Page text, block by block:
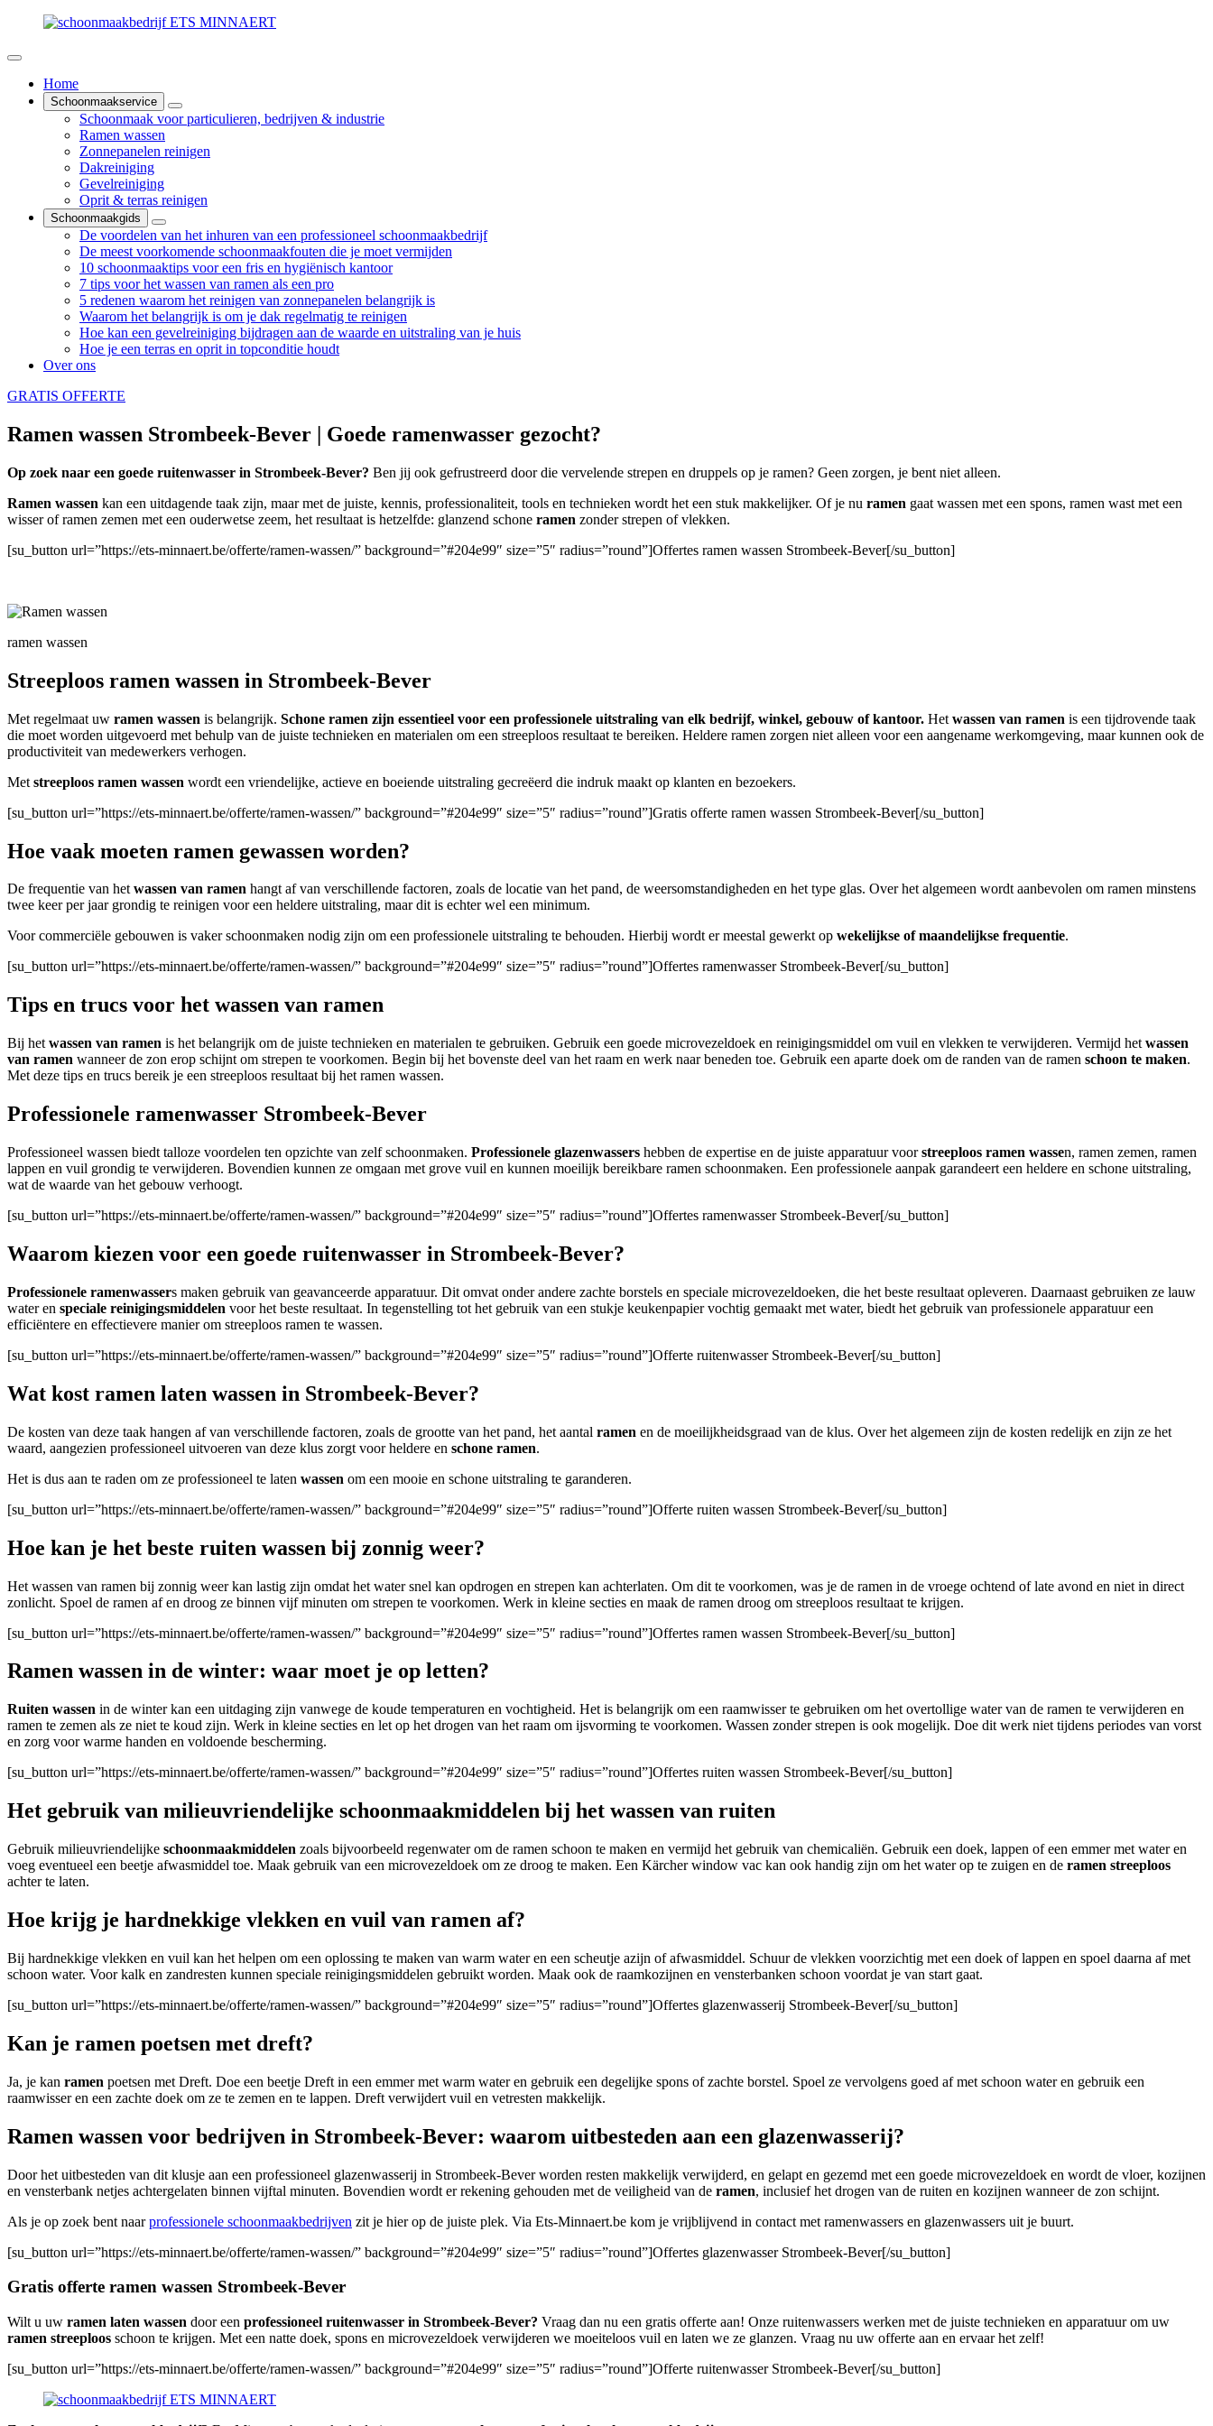
Home
Schoonmaakservice
Schoonmaak voor particulieren, bedrijven & industrie
Ramen wassen
Zonnepanelen reinigen
Dakreiniging
Gevelreiniging
Oprit & terras reinigen
Schoonmaakgids
De voordelen van het inhuren van een professioneel schoonmaakbedrijf
De meest voorkomende schoonmaakfouten die je moet vermijden
10 schoonmaaktips voor een fris en hygiënisch kantoor
7 tips voor het wassen van ramen als een pro
5 redenen waarom het reinigen van zonnepanelen belangrijk is
Waarom het belangrijk is om je dak regelmatig te reinigen
Hoe kan een gevelreiniging bijdragen aan de waarde en uitstraling van je huis
Hoe je een terras en oprit in topconditie houdt
Over ons
GRATIS OFFERTE
Ramen wassen Strombeek-Bever | Goede ramenwasser gezocht?
Op zoek naar een goede ruitenwasser in Strombeek-Bever? Ben jij ook gefrustreerd door die vervelende strepen en druppels op je ramen? Geen zorgen, je bent niet alleen.
Ramen wassen kan een uitdagende taak zijn, maar met de juiste, kennis, professionaliteit, tools en technieken wordt het een stuk makkelijker. Of je nu ramen gaat wassen met een spons, ramen wast met een
wisser of ramen zemen met een ouderwetse zeem, het resultaat is hetzelfde: glanzend schone ramen zonder strepen of vlekken.
[su_button url=”https://ets-minnaert.be/offerte/ramen-wassen/” background=”#204e99″ size=”5″ radius=”round”]Offertes ramen wassen Strombeek-Bever[/su_button]
ramen wassen
Streeploos ramen wassen in Strombeek-Bever
Met regelmaat uw ramen wassen is belangrijk. Schone ramen zijn essentieel voor een professionele uitstraling van elk bedrijf, winkel, gebouw of kantoor. Het wassen van ramen is een tijdrovende taak
die moet worden uitgevoerd met behulp van de juiste technieken en materialen om een streeploos resultaat te bereiken. Heldere ramen zorgen niet alleen voor een aangename werkomgeving, maar kunnen ook de
productiviteit van medewerkers verhogen.
Met streeploos ramen wassen wordt een vriendelijke, actieve en boeiende uitstraling gecreëerd die indruk maakt op klanten en bezoekers.
[su_button url=”https://ets-minnaert.be/offerte/ramen-wassen/” background=”#204e99″ size=”5″ radius=”round”]Gratis offerte ramen wassen Strombeek-Bever[/su_button]
Hoe vaak moeten ramen gewassen worden?
De frequentie van hetwassen van ramen hangt af van verschillende factoren, zoals de locatie van het pand, de weersomstandigheden en het type glas. Over het algemeen wordt aanbevolen om ramen minstens
twee keer per jaar grondig te reinigen voor een heldere uitstraling, maar dit is echter wel een minimum.
Voor commerciële gebouwen is vaker schoonmaken nodig zijn om een professionele uitstraling te behouden. Hierbij wordt er meestal gewerkt op wekelijkse of maandelijkse frequentie.
[su_button url=”https://ets-minnaert.be/offerte/ramen-wassen/” background=”#204e99″ size=”5″ radius=”round”]Offertes ramenwasser Strombeek-Bever[/su_button]
Tips en trucs voor het wassen van ramen
Bij het wassen van ramen is het belangrijk om de juiste technieken en materialen te gebruiken. Gebruik een goede microvezeldoek en reinigingsmiddel om vuil en vlekken te verwijderen. Vermijd het wassen
van ramen wanneer de zon erop schijnt om strepen te voorkomen. Begin bij het bovenste deel van het raam en werk naar beneden toe. Gebruik een aparte doek om de randen van de ramen schoon te maken.
Met deze tips en trucs bereik je een streeploos resultaat bij het ramen wassen.
Professionele ramenwasser Strombeek-Bever
Professioneel wassen biedt talloze voordelen ten opzichte van zelf schoonmaken. Professionele glazenwassers hebben de expertise en de juiste apparatuur voorstreeploos ramen wassen, ramen zemen, ramen
lappen en vuil grondig te verwijderen. Bovendien kunnen ze omgaan met grove vuil en kunnen moeilijk bereikbare ramen schoonmaken. Een professionele aanpak garandeert een heldere en schone uitstraling,
wat de waarde van het gebouw verhoogt.
[su_button url=”https://ets-minnaert.be/offerte/ramen-wassen/” background=”#204e99″ size=”5″ radius=”round”]Offertes ramenwasser Strombeek-Bever[/su_button]
Waarom kiezen voor een goede ruitenwasser in Strombeek-Bever?
Professionele ramenwassers maken gebruik van geavanceerde apparatuur. Dit omvat onder andere zachte borstels en speciale microvezeldoeken, die het beste resultaat opleveren. Daarnaast gebruiken ze lauw
water en speciale reinigingsmiddelen voor het beste resultaat. In tegenstelling tot het gebruik van een stukje keukenpapier vochtig gemaakt met water, biedt het gebruik van professionele apparatuur een
efficiëntere en effectievere manier om streeploos ramen te wassen.
[su_button url=”https://ets-minnaert.be/offerte/ramen-wassen/” background=”#204e99″ size=”5″ radius=”round”]Offerte ruitenwasser Strombeek-Bever[/su_button]
Wat kost ramen laten wassen in Strombeek-Bever?
De kosten van deze taak hangen af van verschillende factoren, zoals de grootte van het pand, het aantal ramen en de moeilijkheidsgraad van de klus. Over het algemeen zijn de kosten redelijk en zijn ze het
waard, aangezien professioneel uitvoeren van deze klus zorgt voor heldere en schone ramen.
Het is dus aan te raden om ze professioneel te laten wassen om een mooie en schone uitstraling te garanderen.
[su_button url=”https://ets-minnaert.be/offerte/ramen-wassen/” background=”#204e99″ size=”5″ radius=”round”]Offerte ruiten wassen Strombeek-Bever[/su_button]
Hoe kan je het beste ruiten wassen bij zonnig weer?
Het wassen van ramen bij zonnig weer kan lastig zijn omdat het water snel kan opdrogen en strepen kan achterlaten. Om dit te voorkomen, was je de ramen in de vroege ochtend of late avond en niet in direct
zonlicht. Spoel de ramen af en droog ze binnen vijf minuten om strepen te voorkomen. Werk in kleine secties en maak de ramen droog om streeploos resultaat te krijgen.
[su_button url=”https://ets-minnaert.be/offerte/ramen-wassen/” background=”#204e99″ size=”5″ radius=”round”]Offertes ramen wassen Strombeek-Bever[/su_button]
Ramen wassen in de winter: waar moet je op letten?
Ruiten wassen in de winter kan een uitdaging zijn vanwege de koude temperaturen en vochtigheid. Het is belangrijk om een raamwisser te gebruiken om het overtollige water van de ramen te verwijderen en
ramen te zemen als ze niet te koud zijn. Werk in kleine secties en let op het drogen van het raam om ijsvorming te voorkomen. Wassen zonder strepen is ook mogelijk. Doe dit werk niet tijdens periodes van vorst
en zorg voor warme handen en voldoende bescherming.
[su_button url=”https://ets-minnaert.be/offerte/ramen-wassen/” background=”#204e99″ size=”5″ radius=”round”]Offertes ruiten wassen Strombeek-Bever[/su_button]
Het gebruik van milieuvriendelijke schoonmaakmiddelen bij het wassen van ruiten
Gebruik milieuvriendelijke schoonmaakmiddelen zoals bijvoorbeeld regenwater om de ramen schoon te maken en vermijd het gebruik van chemicaliën. Gebruik een doek, lappen of een emmer met water en
voeg eventueel een beetje afwasmiddel toe. Maak gebruik van een microvezeldoek om ze droog te maken. Een Kärcher window vac kan ook handig zijn om het water op te zuigen en de ramen streeploos
achter te laten.
Hoe krijg je hardnekkige vlekken en vuil van ramen af?
Bij hardnekkige vlekken en vuil kan het helpen om een oplossing te maken van warm water en een scheutje azijn of afwasmiddel. Schuur de vlekken voorzichtig met een doek of lappen en spoel daarna af met
schoon water. Voor kalk en zandresten kunnen speciale reinigingsmiddelen gebruikt worden. Maak ook de raamkozijnen en vensterbanken schoon voordat je van start gaat.
[su_button url=”https://ets-minnaert.be/offerte/ramen-wassen/” background=”#204e99″ size=”5″ radius=”round”]Offertes glazenwasserij Strombeek-Bever[/su_button]
Kan je ramen poetsen met dreft?
Ja, je kan ramen poetsen met Dreft. Doe een beetje Dreft in een emmer met warm water en gebruik een degelijke spons of zachte borstel. Spoel ze vervolgens goed af met schoon water en gebruik een
raamwisser en een zachte doek om ze te zemen en te lappen. Dreft verwijdert vuil en vetresten makkelijk.
Ramen wassen voor bedrijven in Strombeek-Bever: waarom uitbesteden aan een glazenwasserij?
Door het uitbesteden van dit klusje aan een professioneel glazenwasserij in Strombeek-Bever worden resten makkelijk verwijderd, en gelapt en gezemd met een goede microvezeldoek en wordt de vloer, kozijnen
en vensterbank netjes achtergelaten binnen vijftal minuten. Bovendien wordt er rekening gehouden met de veiligheid van de ramen, inclusief het drogen van de ruiten en kozijnen wanneer de zon schijnt.
Als je op zoek bent naarprofessionele schoonmaakbedrijven zit je hier op de juiste plek. Via Ets-Minnaert.be kom je vrijblijvend in contact met ramenwassers en glazenwassers uit je buurt.
[su_button url=”https://ets-minnaert.be/offerte/ramen-wassen/” background=”#204e99″ size=”5″ radius=”round”]Offertes glazenwasser Strombeek-Bever[/su_button]
Gratis offerte ramen wassen Strombeek-Bever
Wilt u uw ramen laten wassen door een professioneel ruitenwasser in Strombeek-Bever? Vraag dan nu een gratis offerte aan! Onze ruitenwassers werken met de juiste technieken en apparatuur om uw
ramen streeploos schoon te krijgen. Met een natte doek, spons en microvezeldoek verwijderen we moeiteloos vuil en laten we ze glanzen. Vraag nu uw offerte aan en ervaar het zelf!
[su_button url=”https://ets-minnaert.be/offerte/ramen-wassen/” background=”#204e99″ size=”5″ radius=”round”]Offerte ruitenwasser Strombeek-Bever[/su_button]